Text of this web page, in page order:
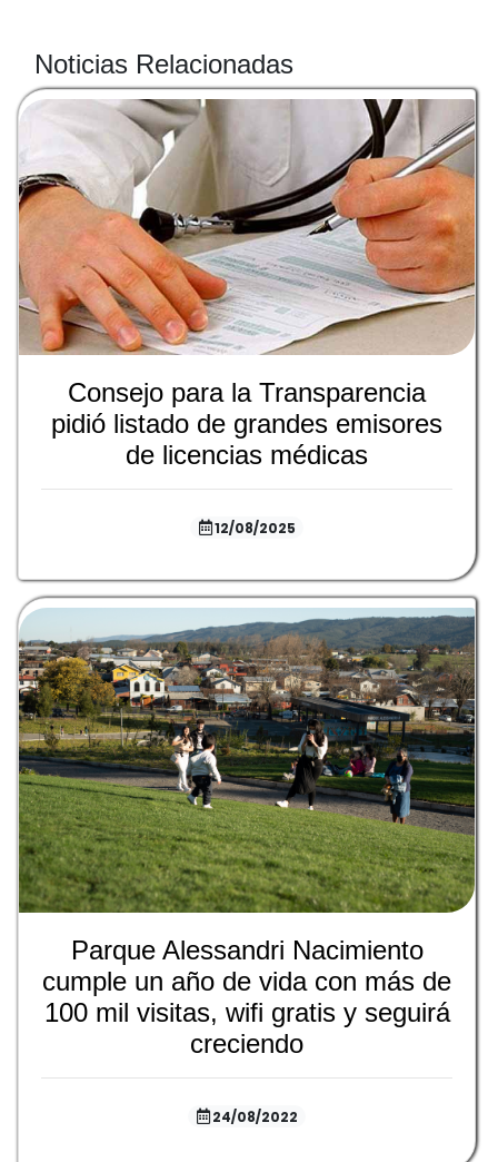
Noticias Relacionadas
Consejo para la Transparencia
pidió listado de grandes emisores
de licencias médicas
12/08/2025
Parque Alessandri Nacimiento
cumple un año de vida con más de
100 mil visitas, wifi gratis y seguirá
creciendo
24/08/2022